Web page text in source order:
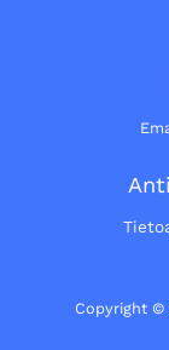
Copyright ©